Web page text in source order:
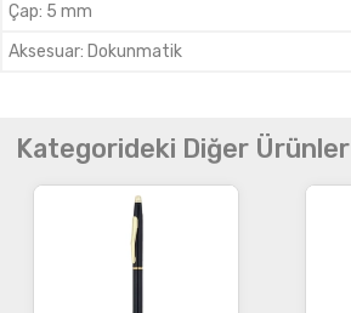
Çap: 5 mm
Aksesuar: Dokunmatik
Kategorideki Diğer Ürünler